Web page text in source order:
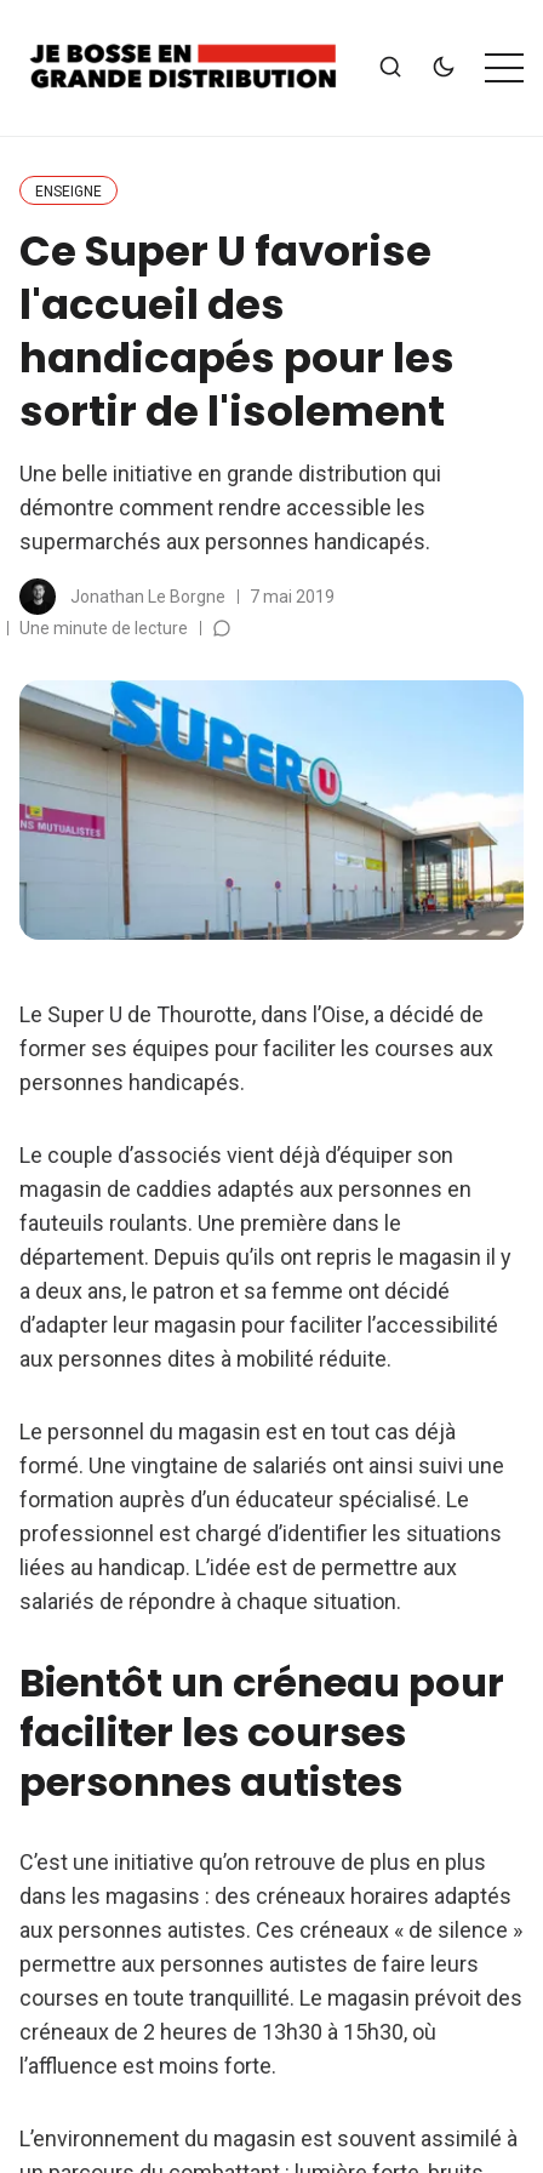
ENSEIGNE
Ce Super U favorise
l'accueil des
handicapés pour les
sortir de l'isolement
Une belle initiative en grande distribution qui
démontre comment rendre accessible les
supermarchés aux personnes handicapés.
Jonathan Le Borgne
7 mai 2019
Une minute de lecture
Le Super U de Thourotte, dans l’Oise, a décidé de
former ses équipes pour faciliter les courses aux
personnes handicapés.
Le couple d’associés vient déjà d’équiper son
magasin de caddies adaptés aux personnes en
fauteuils roulants. Une première dans le
département. Depuis qu’ils ont repris le magasin il y
a deux ans, le patron et sa femme ont décidé
d’adapter leur magasin pour faciliter l’accessibilité
aux personnes dites à mobilité réduite.
Le personnel du magasin est en tout cas déjà
formé. Une vingtaine de salariés ont ainsi suivi une
formation auprès d’un éducateur spécialisé. Le
professionnel est chargé d’identifier les situations
liées au handicap. L’idée est de permettre aux
salariés de répondre à chaque situation.
Bientôt un créneau pour
faciliter les courses
personnes autistes
C’est une initiative qu’on retrouve de plus en plus
dans les magasins : des créneaux horaires adaptés
aux personnes autistes. Ces créneaux « de silence »
permettre aux personnes autistes de faire leurs
courses en toute tranquillité. Le magasin prévoit des
créneaux de 2 heures de 13h30 à 15h30, où
l’affluence est moins forte.
L’environnement du magasin est souvent assimilé à